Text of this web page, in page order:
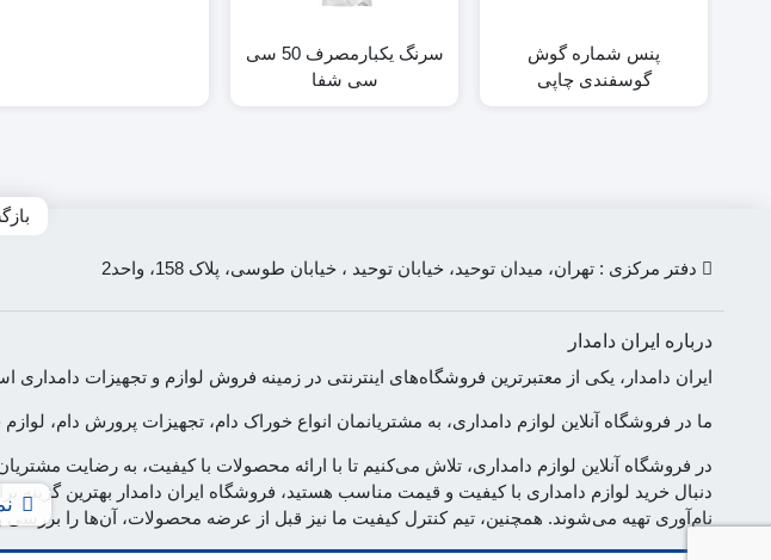
پنس شماره گوش
گوسفندی چاپی
سرنگ یکبارمصرف 50 سی
سی شفا
دفتر مرکزی : تهران، میدان توحید، خیابان توحید ، خیابان طوسی، پلاک 158، واحد2
درباره ایران دامدار
ایران دامدار، یکی از معتبرترین فروشگاه‌های اینترنتی در زمینه فروش لوازم و تجهیزات
ما در فروشگاه آنلاین لوازم دامداری، به مشتریانمان انواع خوراک دام، تجهیزات پرورش دام،
در فروشگاه آنلاین لوازم دامداری، تلاش می‌کنیم تا با ارائه محصولات با کیفیت، به رضایت
دنبال خرید لوازم دامداری با کیفیت و قیمت مناسب هستید، فروشگاه ایران دامدار بهترین
نام‌آوری تهیه می‌شوند. همچنین، تیم کنترل کیفیت ما نیز قبل از عرضه محصولات، آن‌ها را